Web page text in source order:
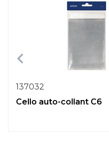
137032
Cello auto-collant C6